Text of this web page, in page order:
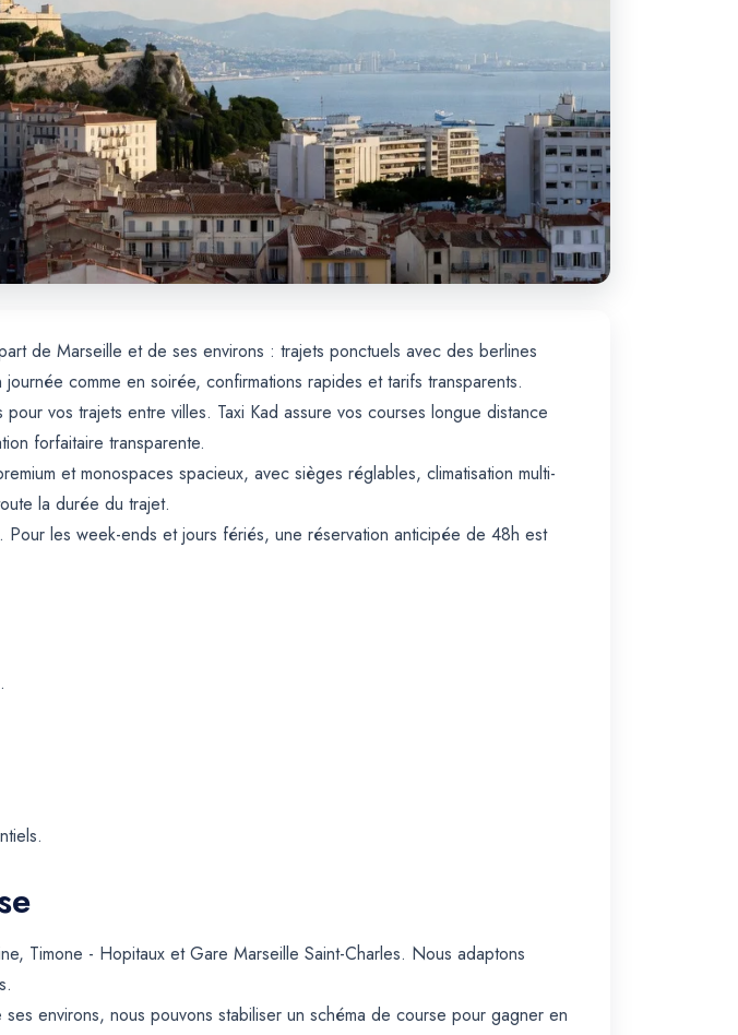
de Marseille et de ses environs : trajets ponctuels avec des berlines
comme en soirée, confirmations rapides et tarifs transparents.
vos trajets entre villes. Taxi Kad assure vos courses longue distance
forfaitaire transparente.
et monospaces spacieux, avec sièges réglables, climatisation multi-
la durée du trajet.
les week-ends et jours fériés, une réservation anticipée de 48h est
Timone - Hopitaux et Gare Marseille Saint-Charles. Nous adaptons
environs, nous pouvons stabiliser un schéma de course pour gagner en